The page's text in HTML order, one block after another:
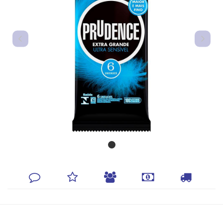
DEIXE
MINHA
INDIQUE
FORMAS
CALCULAR
FRETE